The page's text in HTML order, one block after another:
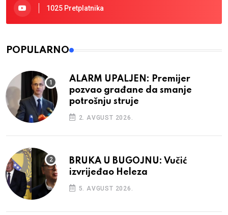
1025 Pretplatnika
POPULARNO
ALARM UPALJEN: Premijer
pozvao građane da smanje
potrošnju struje
2. AVGUST 2026.
BRUKA U BUGOJNU: Vučić
izvrijeđao Heleza
5. AVGUST 2026.